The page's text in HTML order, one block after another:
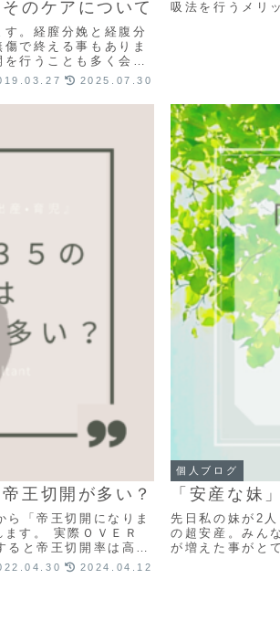
のケアについて
。経膣分娩と経腹分
で終える事もありま
行うことも多く会陰
ん。帝王切開...2025.07.30
吸法を行うメリ
王切開が多い？
「帝王切開になりま
す。 実際ＯＶＥＲ
と帝王切開率は高く
全員が...
2024.04.12
個人ブログ
「安産な妹
先日私の妹が2
の超安産。みん
が増えた事がと
も安産でした